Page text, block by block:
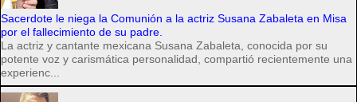
Sacerdote le niega la Comunión a la actriz Susana Zabaleta en Misa
por el fallecimiento de su padre.
La actriz y cantante mexicana Susana Zabaleta, conocida por su
potente voz y carismática personalidad, compartió recientemente una
experienc...